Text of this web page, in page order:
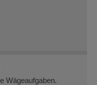
Wägeaufgaben.